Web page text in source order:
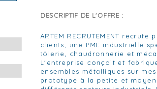
DESCRIPTIF DE L'OFFRE :
ARTEM RECRUTEMENT
clients, une PME industrielle
tôlerie, chaudronnerie et
L'entreprise conçoit et
ensembles métalliques sur
prototype à la petite et